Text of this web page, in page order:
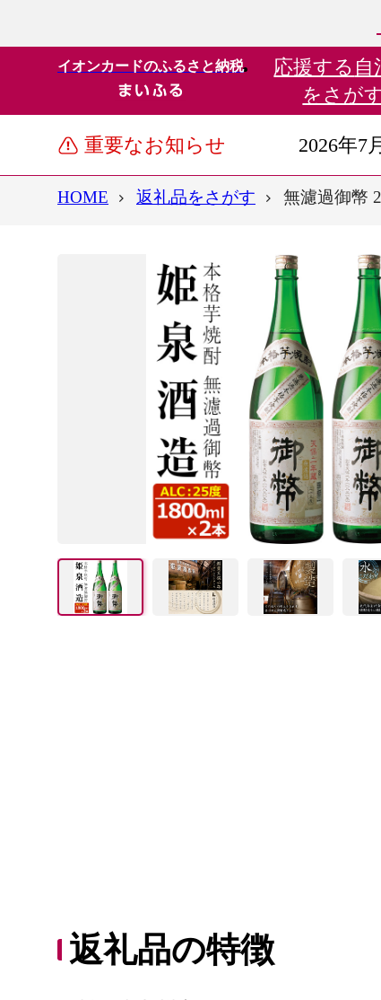
イオンカードのふるさと納税 応援する 自
をさが
重要なお知らせ 2026年7
HOME 返礼品をさがす 無濾過御幣
返礼品の特徴